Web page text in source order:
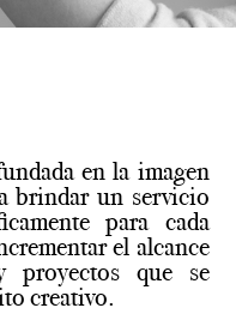
en la imagen
brindar un servicio
para cada
el alcance
proyectos que se
creativo.